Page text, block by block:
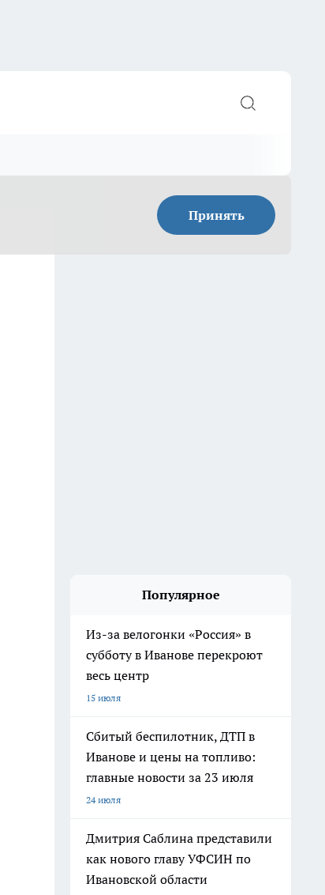
Принять
Популярное
Из-за велогонки «Россия» в
субботу в Иванове перекроют
весь центр
15 июля
Сбитый беспилотник, ДТП в
Иванове и цены на топливо:
главные новости за 23 июля
24 июля
Дмитрия Саблина представили
как нового главу УФСИН по
Ивановской области